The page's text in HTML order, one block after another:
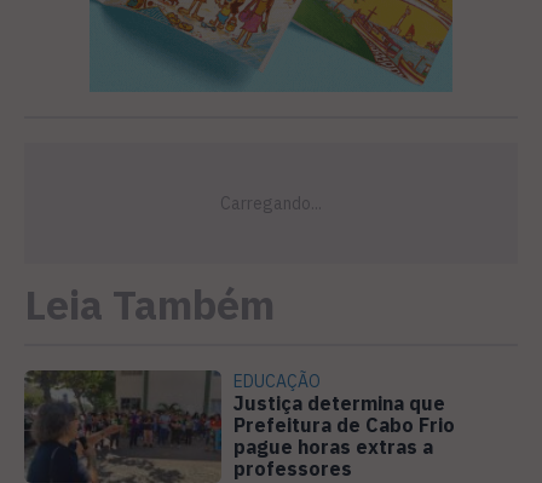
Leia Também
EDUCAÇÃO
Justiça determina que
Prefeitura de Cabo Frio
pague horas extras a
professores